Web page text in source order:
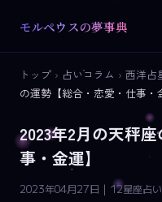
モルペウスの夢事典
トップ › 占いコラム › 西洋占
の運勢【総合・恋愛・仕事・
2023年2月の天秤
事・金運】
2023年04月27日 | 12星座占い